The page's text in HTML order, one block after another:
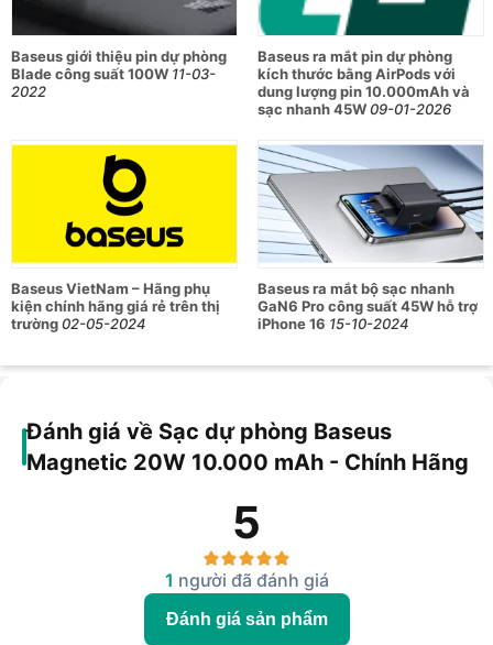
Baseus Magnetic 20W 10.000 mAh thiết kế nhỏ gọn
Dung lượng 1000mAh, sạc nhanh 20W
Đặc điểm nổi bật tiếp theo của sạc dự phòng Baseus
Magnetic 20W 10.000 mAh đó chính là dung lượng pin lên
tới 1000mAh. Người dùng có thể sạch tối đa 03 thiết bị cùng
lúc giúp tiết kiệm thời gian. Không chỉ vậy, sạc dự phòng còn
được tích hợp nam châm từ tính có lực hút mạnh mẽ. Do đó,
người dùng có thể điều chỉnh sạc dự phòng phù hợp trên
điện thoại để quá trình sạc pin nhanh chóng.
Baseus Magnetic 20W 10.000 mAh hỗ trợ sạc nhanh công
Trên Baseus Magnetic 20W 10.000 mAh còn được tích hợp
đèn led để thông báo dung lượng pin. Thiết kế này giúp
người dùng biết được dung lượng pin và có nên sạc tiếp hay
Sạc dự phòng Baseus Magnetic 20W 10.000
Sản phẩm được tích hợp cuộn cảm ứng từ nên phạm vi sạc
năng lượng được mở rộng. Người dùng chỉ cần gắn gắn điện
Baseus giới thiệu pin dự phòng
Blade công suất 100W 11-03-
2022
Baseus ra mắt pin dự phòng
kích thước bằng AirPods với
dung lượng pin 10.000mAh và
sạc nhanh 45W09-01-2026
Baseus VietNam – Hãng phụ
kiện chính hãng giá rẻ trên thị
trường02-05-2024
Baseus ra mắt bộ sạc nhanh
GaN6 Pro công suất 45W hỗ trợ
iPhone 16 15-10-2024
Đánh giá về Sạc dự phòng Baseus
Magnetic 20W 10.000 mAh - Chính Hãng
5
1 người đã đánh giá
Đánh giá sản phẩm